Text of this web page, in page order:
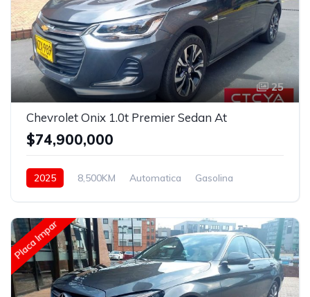
25
Chevrolet Onix 1.0t Premier Sedan At
$74,900,000
2025 8,500KM Automatica
Gasolina
Placa Impar